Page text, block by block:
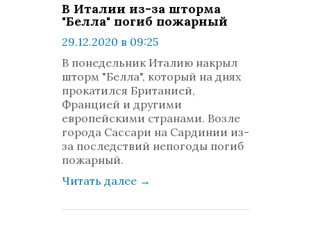
В Италии из-за шторма
"Белла" погиб пожарный
29.12.2020 в 09:25
просмотров: 647
комментариев: 0
В понедельник Италию накрыл
шторм "Белла", который на днях
прокатился Британией,
Францией и другими
европейскими странами. Возле
города Сассари на Сардинии из-
за последствий непогоды погиб
пожарный.
Читать далее →